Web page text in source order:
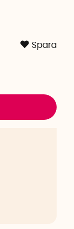
Spara